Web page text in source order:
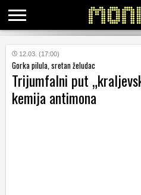
KATEGORIJE
HRVATSKI
WEB
12.03. (17:00)
Gorka pilula, sretan želudac
Trijumfalni put
kemija antimona